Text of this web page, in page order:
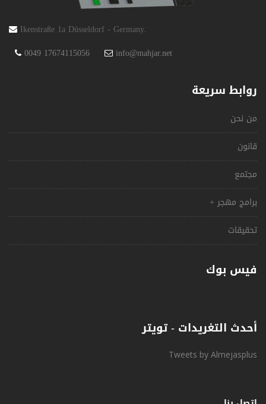
Ikenstraße 1a Düsseldorf - Germany.
0049 17674115056
info@mahjar.net
روابط سريعة
من نحن
قانون
مجتمع
برامج مهجر +
تحقيقات
فيس بوك
أحدث التغريدات - تويتر
Tweets by Almejasplus